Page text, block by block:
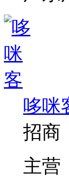
哆咪
招商
主营